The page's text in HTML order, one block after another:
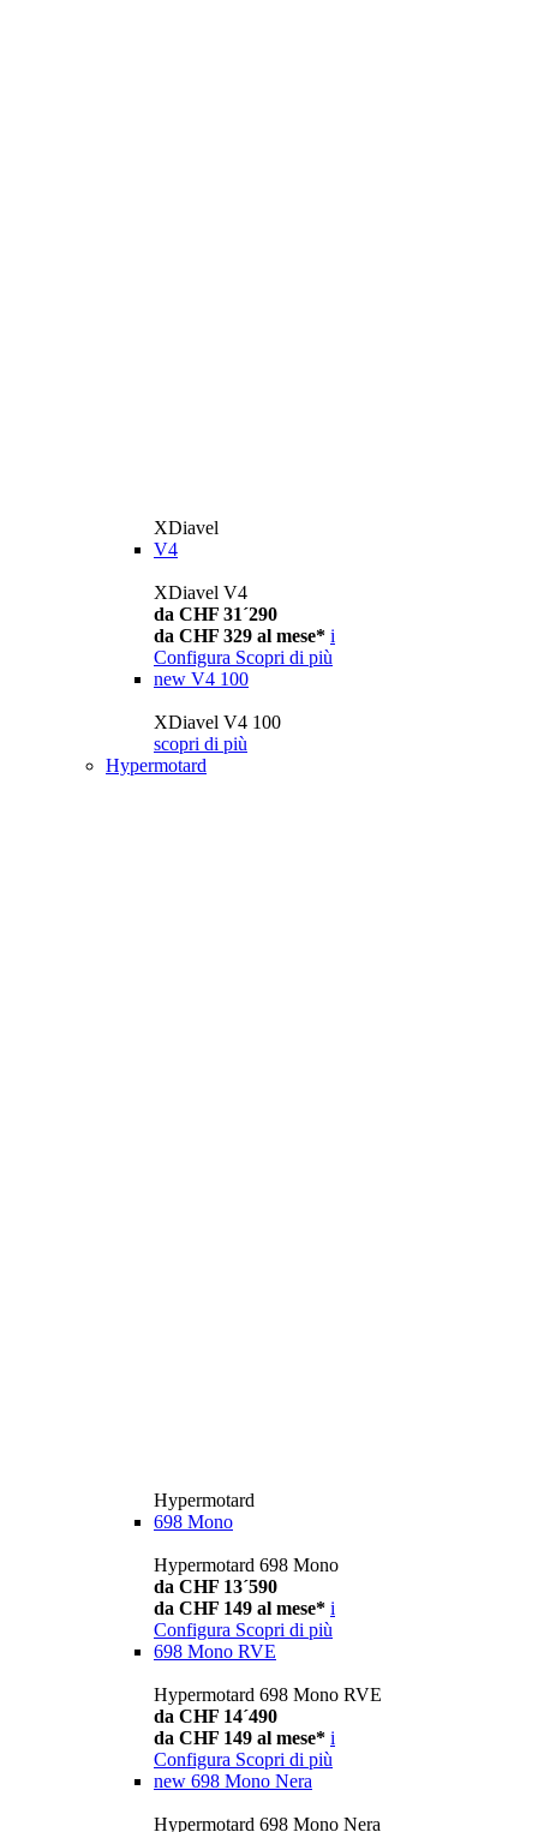
XDiavel
V4
XDiavel V4
da CHF 31´290
da CHF 329 al mese* i
Configura Scopri di più
new V4 100
XDiavel V4 100
scopri di più
Hypermotard
Hypermotard
698 Mono
Hypermotard 698 Mono
da CHF 13´590
da CHF 149 al mese* i
Configura Scopri di più
698 Mono RVE
Hypermotard 698 Mono RVE
da CHF 14´490
da CHF 149 al mese* i
Configura Scopri di più
new 698 Mono Nera
Hypermotard 698 Mono Nera